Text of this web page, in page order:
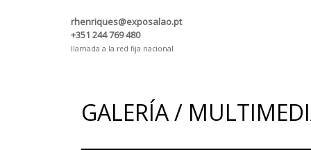
rhenriques@exposalao.pt
+351 244 769 480
llamada a la red fija nacional
GALERÍA /